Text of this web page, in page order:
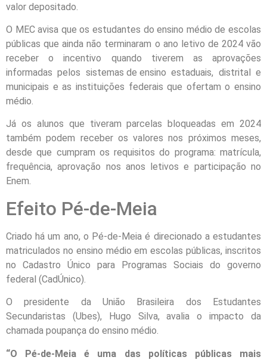
valor depositado.
O MEC avisa que os estudantes do ensino médio de escolas
públicas que ainda não terminaram o ano letivo de 2024 vão
receber o incentivo quando tiverem as aprovações
informadas pelos sistemas de ensino estaduais, distrital e
municipais e as instituições federais que ofertam o ensino
médio.
Já os alunos que tiveram parcelas bloqueadas em 2024
também podem receber os valores nos próximos meses,
desde que cumpram os requisitos do programa: matrícula,
frequência, aprovação nos anos letivos e participação no
Enem.
Efeito Pé-de-Meia
Criado há um ano, o Pé-de-Meia é direcionado a estudantes
matriculados no ensino médio em escolas públicas, inscritos
no Cadastro Único para Programas Sociais do governo
federal (CadÚnico).
O presidente da União Brasileira dos Estudantes
Secundaristas (Ubes), Hugo Silva, avalia o impacto da
chamada poupança do ensino médio.
“O Pé-de-Meia é uma das políticas públicas mais